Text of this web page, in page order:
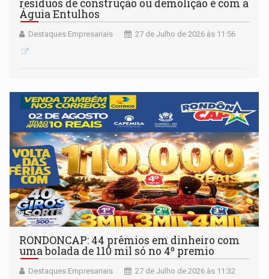
resíduos de construção ou demolição é com a
Águia Entulhos
Destaques Empresariais 27 de Julho de 2026 às 11:56
RONDONCAP: 44 prêmios em dinheiro com
uma bolada de 110 mil só no 4º premio
Destaques Empresariais 27 de Julho de 2026 às 11:32